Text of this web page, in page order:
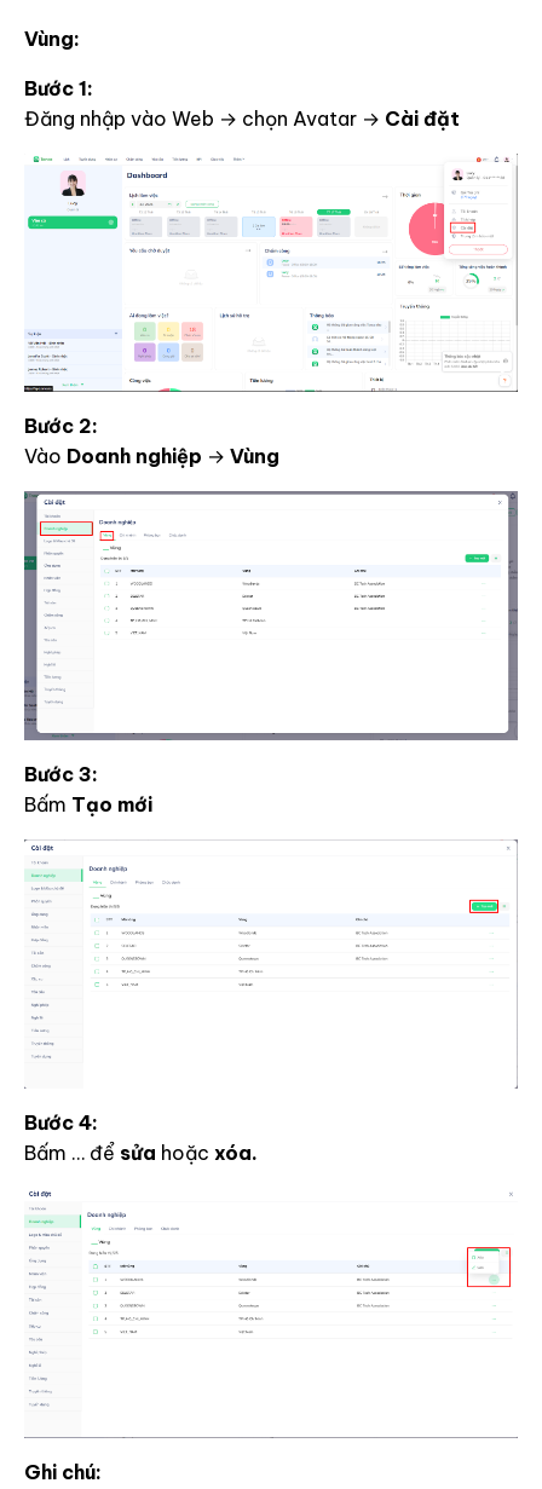
Vùng:
Bước 1:
Đăng nhập vào Web → chọn Avatar → Cài đặt
Bước 2:
Vào Doanh nghiệp → Vùng
Bước 3:
Bấm Tạo mới
Bước 4:
Bấm … để sửa hoặc xóa.
Ghi chú: